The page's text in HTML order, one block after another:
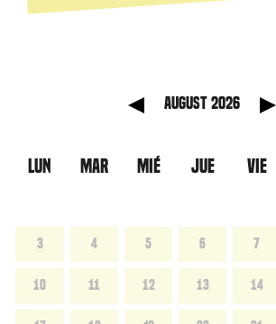
August 2026
LUN MAR MIÉ JUE VIE
3 4 5 6 7
10 11 12 13 14